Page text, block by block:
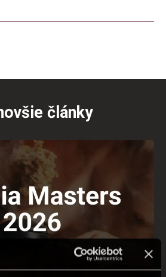
články